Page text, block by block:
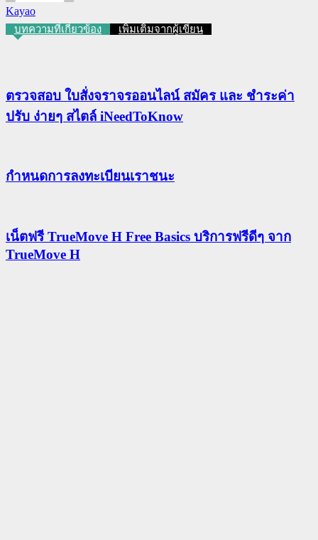
Kayao
บทความที่เกี่ยวข้อง เพิ่มเติมจากผู้เขียน
ตรวจสอบ ใบสั่งจราจรออนไลน์ สมัคร และ ชำระค่า
ปรับ ง่ายๆ สไตล์ iNeedToKnow
กําหนดการลงทะเบียนเราชนะ
เน็ตฟรี TrueMove H Free Basics บริการฟรีดีๆ จาก
TrueMove H